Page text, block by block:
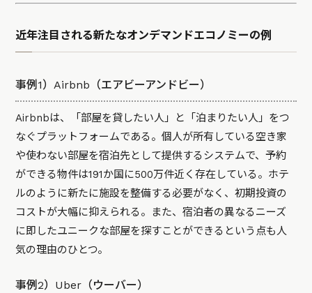
近年注目される新たなオンデマンドエコノミーの例
事例1）Airbnb（エアビーアンドビー）
Airbnbは、「部屋を貸したい人」と「泊まりたい人」をつ
なぐプラットフォームである。個人が所有している空き家
や使わない部屋を宿泊先として提供するシステムで、予約
ができる物件は191か国に500万件近く存在している。ホテ
ルのように新たに施設を整備する必要がなく、初期投資の
コストが大幅に抑えられる。また、宿泊者の異なるニーズ
に即したユニークな部屋を探すことができるという点も人
気の理由のひとつ。
事例2）Uber（ウーバー）